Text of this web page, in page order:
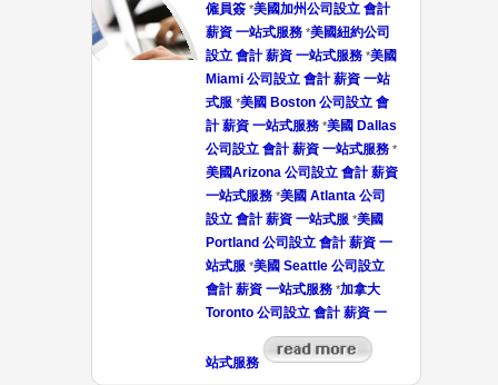
僱員簽 *美國加州公司設立 會計
薪資 一站式服務 *美國紐約公司
設立 會計 薪資 一站式服務 *美國
Miami 公司設立 會計 薪資 一站
式服 *美國 Boston 公司設立 會
計 薪資 一站式服務*美國 Dallas
公司設立 會計 薪資 一站式服務 *
美國Arizona 公司設立 會計 薪資
一站式服務 *美國 Atlanta 公司
設立 會計 薪資 一站式服 *美國
Portland 公司設立 會計 薪資 一
站式服 *美國 Seattle 公司設立
會計 薪資 一站式服務 *加拿大
Toronto 公司設立 會計 薪資 一
站式服務